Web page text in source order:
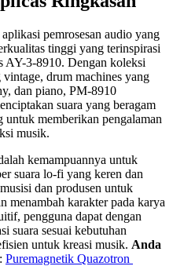
aplikasi pemrosesan audio yang
tinggi yang terinspirasi
AY-3-8910. Dengan koleksi
drum machines yang
dan piano, PM-8910
suara yang beragam
memberikan pengalaman
musik.
kemampuannya untuk
suara lo-fi yang keren dan
dan produsen untuk
menambah karakter pada karya
pengguna dapat dengan
suara sesuai kebutuhan
untuk kreasi musik. Anda
: Puremagnetik Quazotron